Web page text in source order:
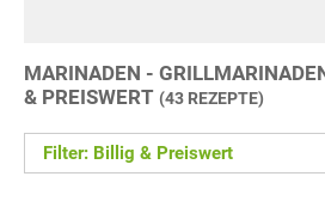
MARINADEN -
& PREISWERT (43 REZEPTE)
Filter: Billig & Preiswert